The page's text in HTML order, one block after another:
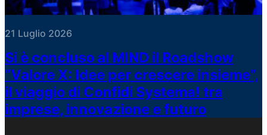
21 Luglio 2026
Si è concluso al MIND il Roadshow
“Valore X: Idee per crescere insieme”,
il viaggio di Confidi Systema! tra
imprese, innovazione e futuro